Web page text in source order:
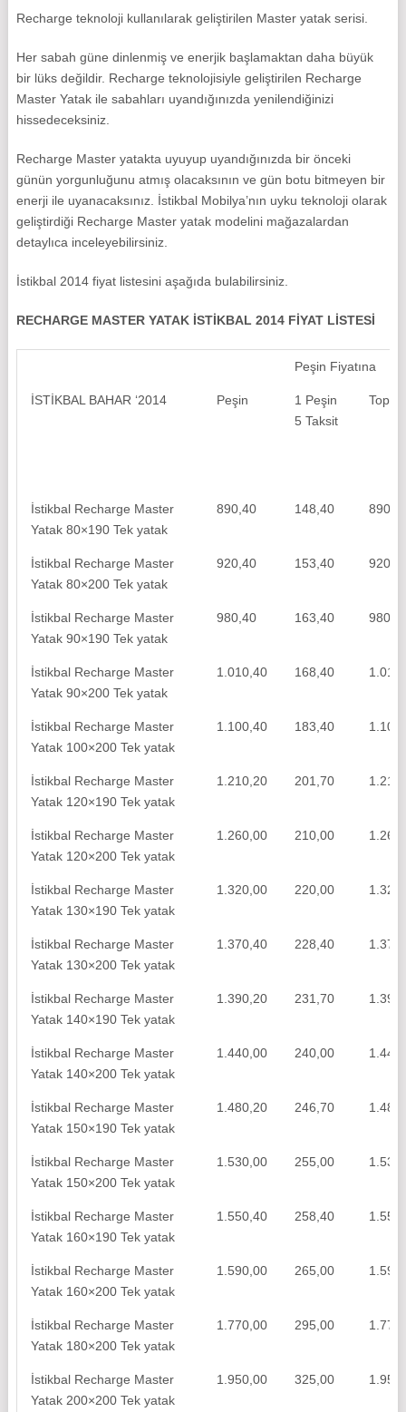
Recharge teknoloji kullanılarak geliştirilen Master yatak serisi.
Her sabah güne dinlenmiş ve enerjik başlamaktan daha büyük
bir lüks değildir. Recharge teknolojisiyle geliştirilen Recharge
Master Yatak ile sabahları uyandığınızda yenilendiğinizi
hissedeceksiniz.
Recharge Master yatakta uyuyup uyandığınızda bir önceki
günün yorgunluğunu atmış olacaksının ve gün botu bitmeyen bir
enerji ile uyanacaksınız. İstikbal Mobilya’nın uyku teknoloji olarak
geliştirdiği Recharge Master yatak modelini mağazalardan
detaylıca inceleyebilirsiniz.
İstikbal 2014 fiyat listesini aşağıda bulabilirsiniz.
RECHARGE MASTER YATAK İSTİKBAL 2014 FİYAT LİSTESİ
Peşin Fiyatına
İSTİKBAL BAHAR ‘2014 Peşin
1 Peşin
5 Taksit
İstikbal Recharge Master
Yatak 80×190 Tek yatak
890,40 148,40
İstikbal Recharge Master
Yatak 80×200 Tek yatak
920,40 153,40
İstikbal Recharge Master
Yatak 90×190 Tek yatak
980,40 163,40
İstikbal Recharge Master
Yatak 90×200 Tek yatak
1.010,40 168,40
İstikbal Recharge Master
Yatak 100×200 Tek yatak
1.100,40 183,40
İstikbal Recharge Master
Yatak 120×190 Tek yatak
1.210,20 201,70
İstikbal Recharge Master
Yatak 120×200 Tek yatak
1.260,00 210,00
İstikbal Recharge Master
Yatak 130×190 Tek yatak
1.320,00 220,00
İstikbal Recharge Master
Yatak 130×200 Tek yatak
1.370,40 228,40
İstikbal Recharge Master
Yatak 140×190 Tek yatak
1.390,20 231,70
İstikbal Recharge Master
Yatak 140×200 Tek yatak
1.440,00 240,00
İstikbal Recharge Master
Yatak 150×190 Tek yatak
1.480,20 246,70
İstikbal Recharge Master
Yatak 150×200 Tek yatak
1.530,00 255,00
İstikbal Recharge Master
Yatak 160×190 Tek yatak
1.550,40 258,40
İstikbal Recharge Master
Yatak 160×200 Tek yatak
1.590,00 265,00
İstikbal Recharge Master
Yatak 180×200 Tek yatak
1.770,00 295,00
İstikbal Recharge Master
Yatak 200×200 Tek yatak
1.950,00 325,00